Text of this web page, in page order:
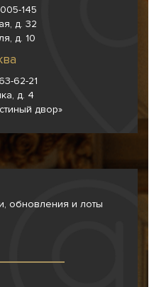
145
д. 32
д. 10
62-21
д. 4
двор»
обновления и лоты